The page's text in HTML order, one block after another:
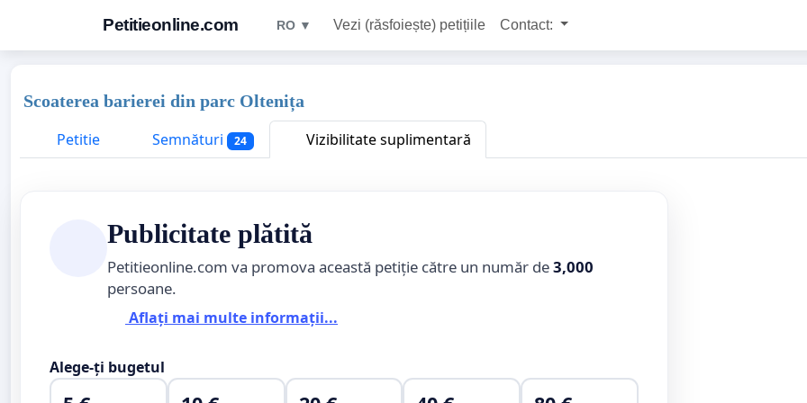
Petitieonline.com RO ▼ Vezi (răsfoiește) petițiile Contact:
Scoaterea barierei din parc Oltenița
Petitie
Semnături 24 Vizibilitate suplimentară
Publicitate plătită
Petitieonline.com va promova această petiție către un număr de3,000
persoane.
Aflați mai multe informații...
Alege-ți bugetul